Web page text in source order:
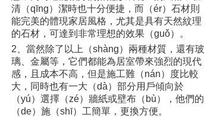
清（qīng）潔時也十分便捷，而（ér）石材則
能完美的體現家居風格，尤其是具有天然紋理
的石材，可達到非常理想的效果（guǒ）。
2、當然除了以上（shàng）兩種材質，還有玻
璃、金屬等，它們都能為居室帶來強烈的現代
感，且成本不高，但是施工難（nán）度比較
大，同時也有一大（dà）部分用戶傾向於
（yú）選擇（zé）牆紙或壁布（bù），他們的
（de）施（shī）工簡單，更換方便。